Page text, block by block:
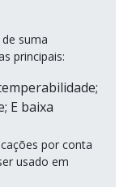
suma
principais:
E baixa
por conta
usado em